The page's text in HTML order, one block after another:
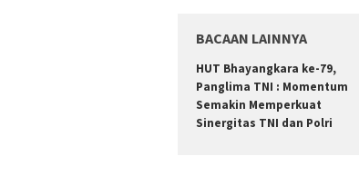
BACAAN LAINNYA
HUT Bhayangkara ke-79,
Panglima TNI : Momentum
Semakin Memperkuat
Sinergitas TNI dan Polri